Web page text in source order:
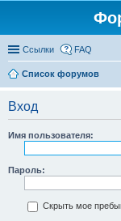
Ссылки FAQ
Список форумов
Вход
Имя пользователя:
Пароль:
Скрыть мое